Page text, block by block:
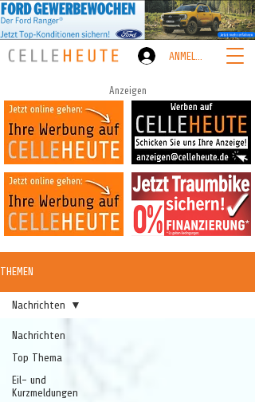
ANMELDEN
Anzeigen
THEMEN
Nachrichten
Top Thema
Eil- und
Kurzmeldungen
Nachrichten